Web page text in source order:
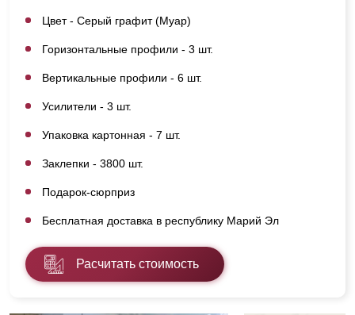
Цвет - Серый графит (Муар)
Горизонтальные профили - 3 шт.
Вертикальные профили - 6 шт.
Усилители - 3 шт.
Упаковка картонная - 7 шт.
Заклепки - 3800 шт.
Подарок-сюрприз
Бесплатная доставка в республику Марий Эл
Расчитать стоимость